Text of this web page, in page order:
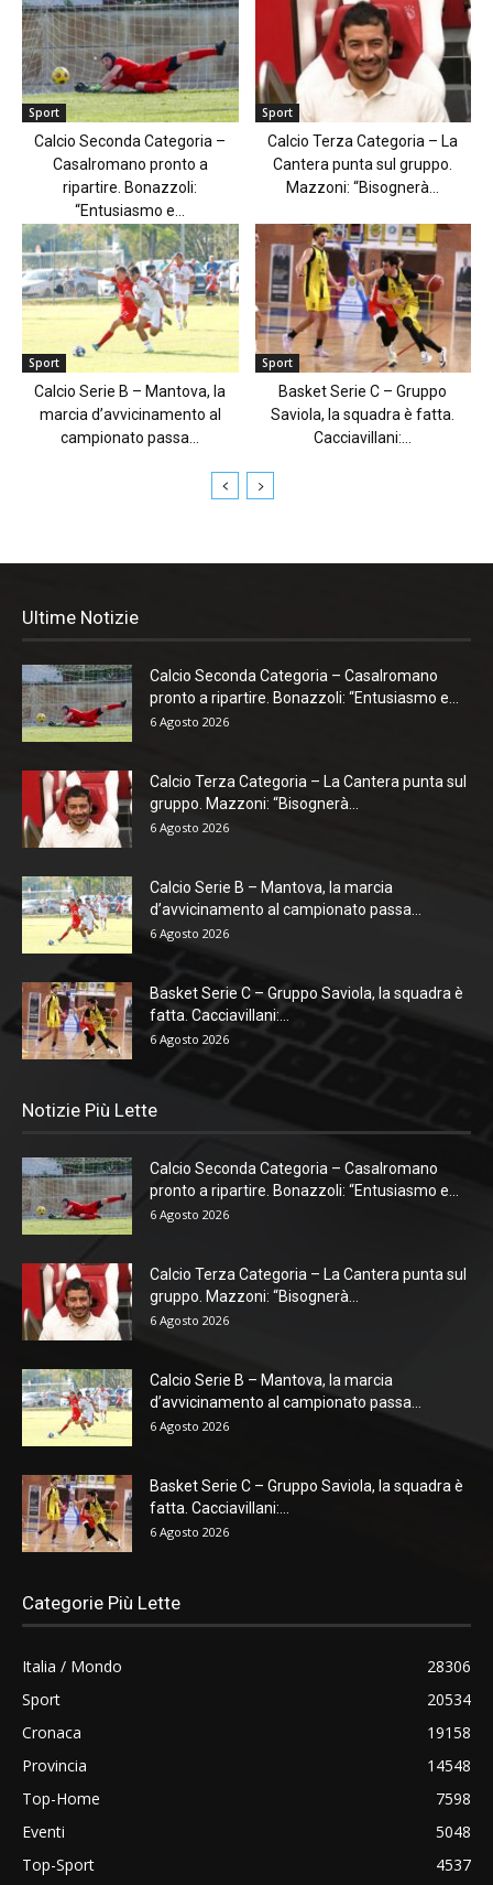
Sport
Calcio Seconda Categoria –
Casalromano pronto a
ripartire. Bonazzoli:
“Entusiasmo e...
Sport
Calcio Terza Categoria – La
Cantera punta sul gruppo.
Mazzoni: “Bisognerà...
Sport
Calcio Serie B – Mantova, la
marcia d’avvicinamento al
campionato passa...
Sport
Basket Serie C – Gruppo
Saviola, la squadra è fatta.
Cacciavillani:...
Ultime Notizie
Calcio Seconda Categoria – Casalromano
pronto a ripartire. Bonazzoli: “Entusiasmo e...
6 Agosto 2026
Calcio Terza Categoria – La Cantera punta sul
gruppo. Mazzoni: “Bisognerà...
6 Agosto 2026
Calcio Serie B – Mantova, la marcia
d’avvicinamento al campionato passa...
6 Agosto 2026
Basket Serie C – Gruppo Saviola, la squadra è
fatta. Cacciavillani:...
6 Agosto 2026
Notizie Più Lette
Calcio Seconda Categoria – Casalromano
pronto a ripartire. Bonazzoli: “Entusiasmo e...
6 Agosto 2026
Calcio Terza Categoria – La Cantera punta sul
gruppo. Mazzoni: “Bisognerà...
6 Agosto 2026
Calcio Serie B – Mantova, la marcia
d’avvicinamento al campionato passa...
6 Agosto 2026
Basket Serie C – Gruppo Saviola, la squadra è
fatta. Cacciavillani:...
6 Agosto 2026
Categorie Più Lette
Italia / Mondo
28306
Sport
20534
Cronaca
19158
Provincia
14548
Top-Home
7598
Eventi
5048
Top-Sport
4537